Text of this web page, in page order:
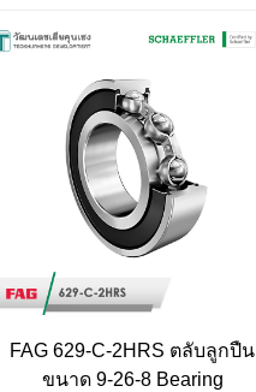
FAG 629-C-2HRS ตลับลูกปืน
ขนาด 9-26-8 Bearing